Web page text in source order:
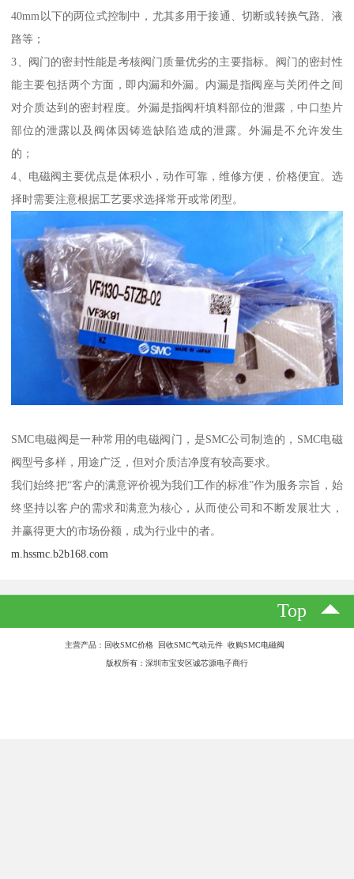
40mm以下的两位式控制中，尤其多用于接通、切断或转换气路、液
路等；
3、阀门的密封性能是考核阀门质量优劣的主要指标。阀门的密封性
能主要包括两个方面，即内漏和外漏。内漏是指阀座与关闭件之间
对介质达到的密封程度。外漏是指阀杆填料部位的泄露，中口垫片
部位的泄露以及阀体因铸造缺陷造成的泄露。外漏是不允许发生
的；
4、电磁阀主要优点是体积小，动作可靠，维修方便，价格便宜。选
择时需要注意根据工艺要求选择常开或常闭型。
SMC电磁阀是一种常用的电磁阀门，是SMC公司制造的，SMC电磁
阀型号多样，用途广泛，但对介质洁净度有较高要求。
我们始终把“客户的满意评价视为我们工作的标准”作为服务宗旨，始
终坚持以客户的需求和满意为核心，从而使公司和不断发展壮大，
并赢得更大的市场份额，成为行业中的者。
m.hssmc.b2b168.com
Top
主营产品：回收SMC价格 回收SMC气动元件 收购SMC电磁阀
版权所有：深圳市宝安区诚芯源电子商行